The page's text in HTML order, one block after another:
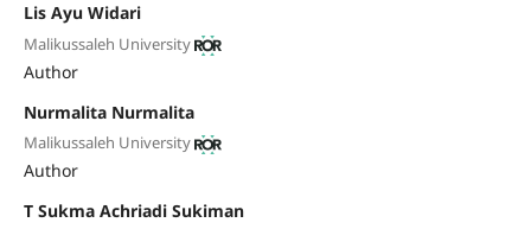
Lis Ayu Widari
Malikussaleh University
Author
Nurmalita Nurmalita
Malikussaleh University
Author
T Sukma Achriadi Sukiman